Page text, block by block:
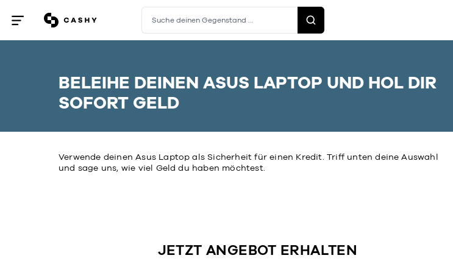
Menü
öffnen
schließen
Suche deinen Gegenstand …
BELEIHE DEINEN ASUS LAPTOP UND HOL DIR
SOFORT GELD
Verwende deinen Asus Laptop als Sicherheit für einen Kredit. Triff unten deine Auswahl
und sage uns, wie viel Geld du haben möchtest.
JETZT ANGEBOT ERHALTEN